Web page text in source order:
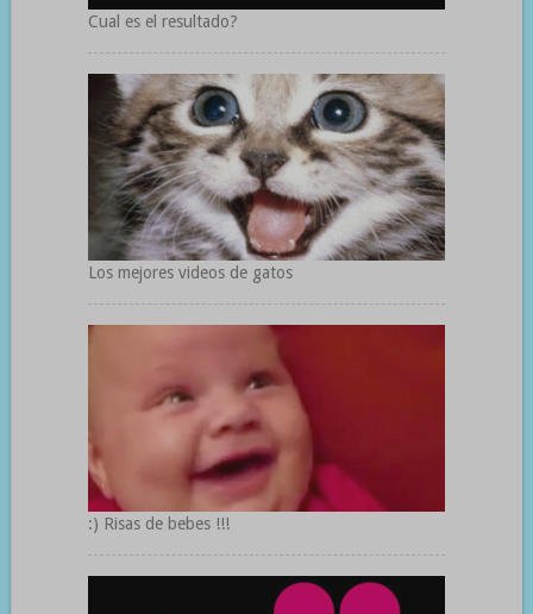
Cual es el resultado?
Los mejores videos de gatos
:) Risas de bebes !!!